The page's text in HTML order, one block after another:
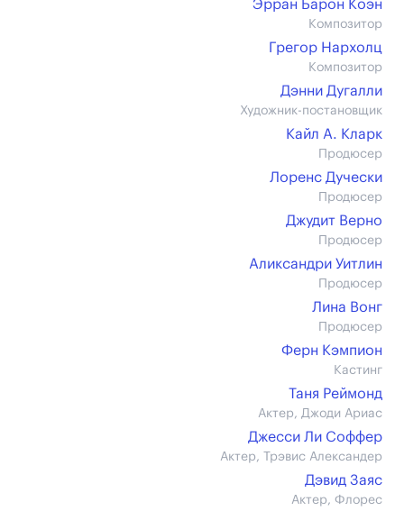
Эрран Барон Коэн
Композитор
Грегор Нархолц
Композитор
Дэнни Дугалли
Художник-постановщик
Кайл А. Кларк
Продюсер
Лоренс Дучески
Продюсер
Джудит Верно
Продюсер
Аликсандри Уитлин
Продюсер
Лина Вонг
Продюсер
Ферн Кэмпион
Кастинг
Таня Реймонд
Актер, Джоди Ариас
Джесси Ли Соффер
Актер, Трэвис Александер
Дэвид Заяс
Актер, Флорес